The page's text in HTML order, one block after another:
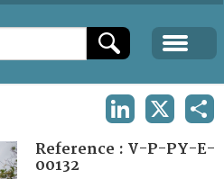
Reference : V-P-PY-E-
00132